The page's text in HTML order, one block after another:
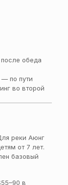
обеда
по пути
во второй
реки Аюнг
от 7 лет.
базовый
в